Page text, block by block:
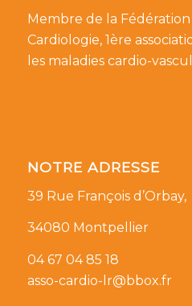
Membre de la Fédération
Cardiologie, 1ère
les maladies cardio-
NOTRE ADRESSE
39 Rue François d’Orbay,
34080 Montpellier
04 67 04 85 18
asso-cardio-lr@bbox.fr